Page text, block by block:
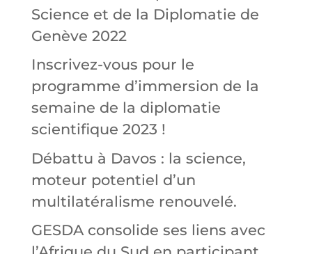
Science et de la Diplomatie de
Genève 2022
Inscrivez-vous pour le
programme d’immersion de la
semaine de la diplomatie
scientifique 2023 !
Débattu à Davos : la science,
moteur potentiel d’un
multilatéralisme renouvelé.
GESDA consolide ses liens avec